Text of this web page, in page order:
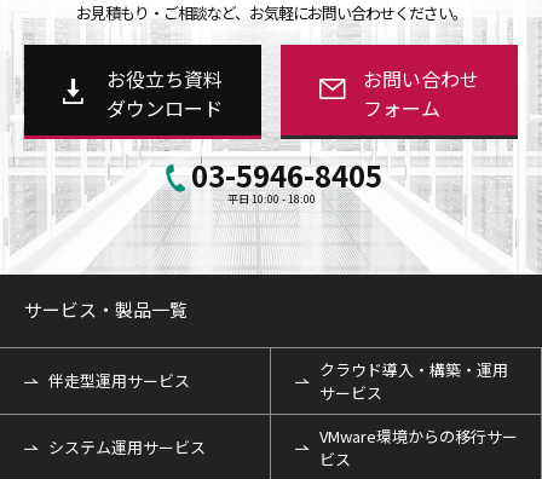
お見積もり・ご相談など、お気軽にお問い合わせください。
お役立ち資料
ダウンロード
お問い合わせ
フォーム
03-5946-8405
平日 10:00 - 18:00
サービス・製品一覧
伴走型運用サービス
クラウド導入・構築・運用
サービス
システム運用サービス
VMware環境からの移行サー
ビス